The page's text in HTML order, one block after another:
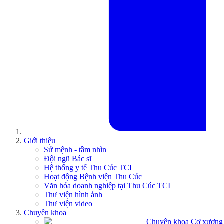
Giới thiệu
Sứ mệnh - tầm nhìn
Đội ngũ Bác sĩ
Hệ thống y tế Thu Cúc TCI
Hoạt động Bệnh viện Thu Cúc
Văn hóa doanh nghiệp tại Thu Cúc TCI
Thư viện hình ảnh
Thư viện video
Chuyên khoa
Chuyên khoa Cơ